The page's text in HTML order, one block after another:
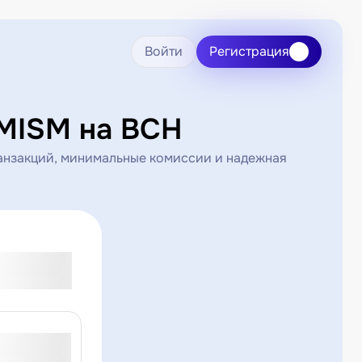
Войти Регистрация
на BCH
минимальные комиссии и надежная